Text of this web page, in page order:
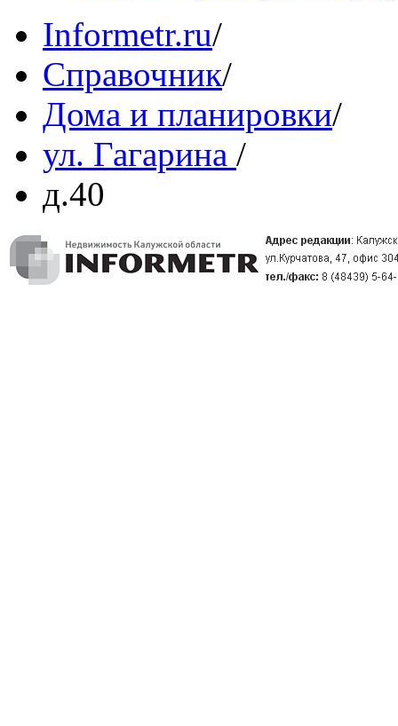
Informetr.ru/
Справочник/
Дома и планировки/
ул. Гагарина /
д.40